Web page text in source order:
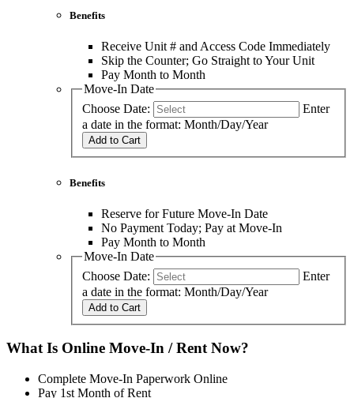
Benefits
Receive Unit # and Access Code Immediately
Skip the Counter; Go Straight to Your Unit
Pay Month to Month
Move-In Date
Choose Date:
Enter
a date in the format: Month/Day/Year
Add to Cart
Benefits
Reserve for Future Move-In Date
No Payment Today; Pay at Move-In
Pay Month to Month
Move-In Date
Choose Date:
Enter
a date in the format: Month/Day/Year
Add to Cart
What Is Online Move-In / Rent Now?
Complete Move-In Paperwork Online
Pay 1st Month of Rent